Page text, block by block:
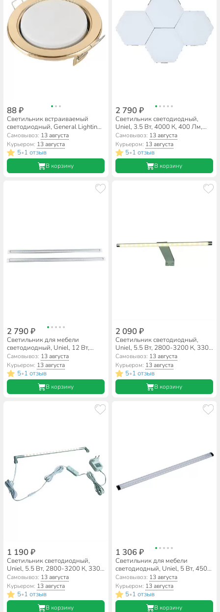
88 ₽
Светильник встраиваемый
светодиодный, General Lighting
Systems, 50 Вт, GX53, IP20,
10.8х10.8х3.8 см, золото,
431600
Самовывоз: 13 августа
Курьером: 13 августа
5•1 отзыв
В корзину
2 790 ₽
Светильник светодиодный,
Uniel, 3.5 Вт, 4000 К, 400 Лм,
IP20, 11х10х1.8 см, модульный,
набор 4шт, белый свет, UL-
00008635
Самовывоз: 13 августа
Курьером: 13 августа
5•1 отзыв
В корзину
2 790 ₽
Светильник для мебели
светодиодный, Uniel, 12 Вт,
4500 К, 1000 Лм, IP20,
60х2.5х0.8 см, 2х500 Lm, UL-
00008280
Самовывоз: 13 августа
Курьером: 13 августа
5•1 отзыв
В корзину
2 090 ₽
Светильник светодиодный,
Uniel, 5.5 Вт, 2800-3200 К, 330
Лм, IP20, 32.5х18.8х4.2 см,
поворотный интерьерный,
алюминий, теплый белый свет,
серебро, 8003
Самовывоз: 13 августа
Курьером: 13 августа
5•1 отзыв
В корзину
1 190 ₽
Светильник светодиодный,
Uniel, 5.5 Вт, 2800-3200 К, 330
Лм, IP20, 39х4.2х1.2 см,
поворотный интерьерный,
алюминий, теплый белый свет,
серебро, 7999
Самовывоз: 13 августа
Курьером: 13 августа
5•1 отзыв
В корзину
1 306 ₽
Светильник для мебели
светодиодный, Uniel, 5 Вт, 4500
К, 400 Лм, IP20, 50х2.5х0.9 см,
UL-00008287
Самовывоз: 13 августа
Курьером: 13 августа
5•1 отзыв
В корзину